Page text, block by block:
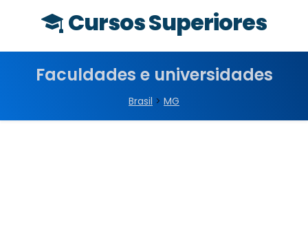
Cursos Superiores
Faculdades e universidades
Brasil > MG